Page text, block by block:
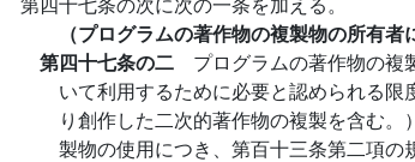
（プログラムの著作物の複製物の所有者
第四十七条の二 プログラムの著作物の複
いて利用するために必要と認められる
り創作した二次的著作物の複製を含む
製物の使用につき、第百十三条第二項の